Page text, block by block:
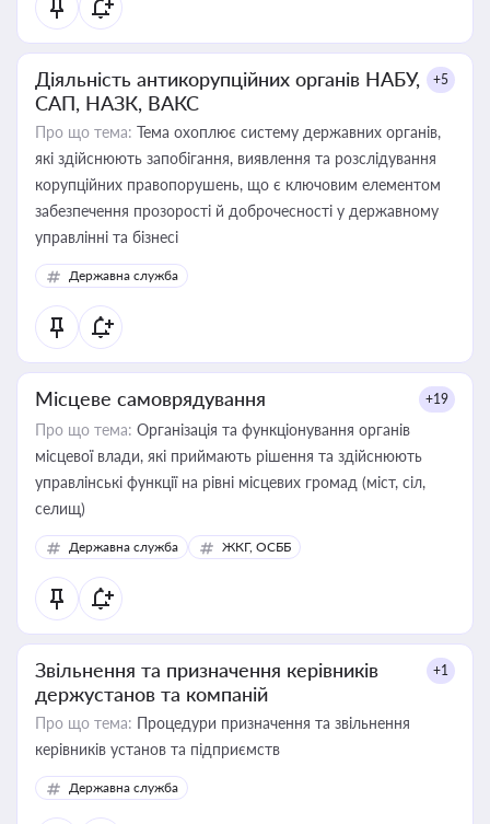
Діяльність антикорупційних органів НАБУ,
САП, НАЗК, ВАКС
+5
Про що тема: Тема охоплює систему державних органів,
які здійснюють запобігання, виявлення та розслідування
корупційних правопорушень, що є ключовим елементом
забезпечення прозорості й доброчесності у державному
управлінні та бізнесі
Державна служба
Місцеве самоврядування +19
Про що тема: Організація та функціонування органів
місцевої влади, які приймають рішення та здійснюють
управлінські функції на рівні місцевих громад (міст, сіл,
селищ)
Державна служба ЖКГ, ОСББ
Звільнення та призначення керівників
держустанов та компаній
+1
Про що тема: Процедури призначення та звільнення
керівників установ та підприємств
Державна служба